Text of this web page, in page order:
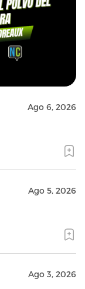
Ago 6, 2026
Ago 5, 2026
Ago 3, 2026